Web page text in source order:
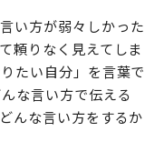
い方が弱々しかった
頼りなく見えてしま
たい自分」を言葉で
な言い方で伝える
んな言い方をするか